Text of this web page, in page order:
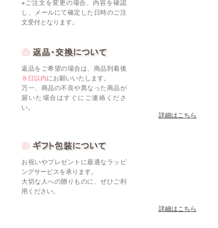
８日以内にお願いいたします。
万一、商品の不良や異なった商品が
届いた場合はすぐにご連絡くださ
い。
ングサービスを承ります。
大切な人への贈りものに、ぜひご利
用ください。